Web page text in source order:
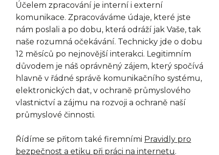
Účelem zpracování je interní i externí
komunikace. Zpracováváme údaje, které jste
nám poslali a po dobu, která odráží jak Vaše, tak
naše rozumná očekávání. Technicky jde o dobu
12 měsíců po nejnovější interakci. Legitimním
důvodem je náš oprávněný zájem, který spočívá
hlavně v řádné správě komunikačního systému,
elektronických dat, v ochraně průmyslového
vlastnictví a zájmu na rozvoji a ochraně naší
průmyslové činnosti.
Řídíme se přitom také firemními Pravidly pro
bezpečnost a etiku při práci na internetu.